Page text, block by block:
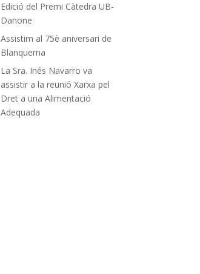
Edició del Premi Càtedra UB-
Danone
Assistim al 75è aniversari de
Blanquerna
La Sra. Inés Navarro va
assistir a la reunió Xarxa pel
Dret a una Alimentació
Adequada